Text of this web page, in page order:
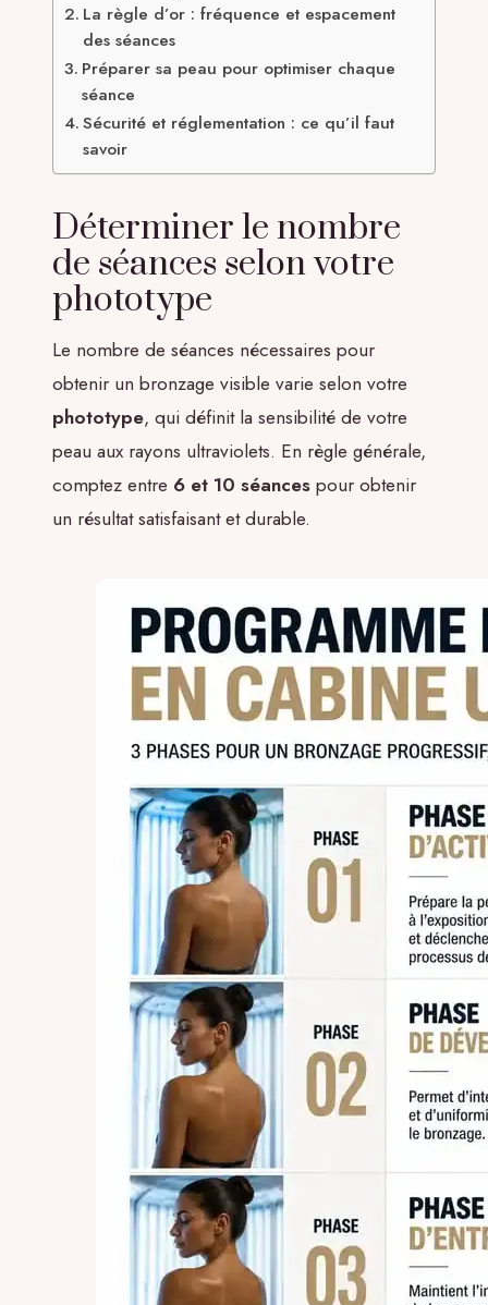
La règle d’or : fréquence et espacement
des séances
Préparer sa peau pour optimiser chaque
séance
Sécurité et réglementation : ce qu’il faut
savoir
Déterminer le nombre
de séances selon votre
phototype
Le nombre de séances nécessaires pour
obtenir un bronzage visible varie selon votre
phototype, qui définit la sensibilité de votre
peau aux rayons ultraviolets. En règle générale,
comptez entre 6 et 10 séances pour obtenir
un résultat satisfaisant et durable.